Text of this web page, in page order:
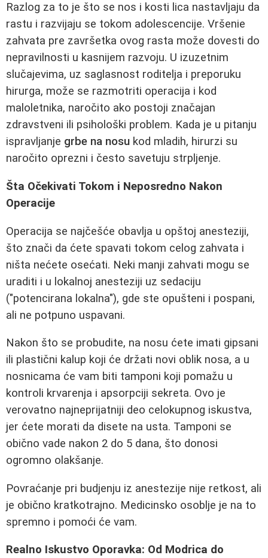
Razlog za to je što se nos i kosti lica nastavljaju da
rastu i razvijaju se tokom adolescencije. Vršenie
zahvata pre završetka ovog rasta može dovesti do
nepravilnosti u kasnijem razvoju. U izuzetnim
slučajevima, uz saglasnost roditelja i preporuku
hirurga, može se razmotriti operacija i kod
maloletnika, naročito ako postoji značajan
zdravstveni ili psihološki problem. Kada je u pitanju
ispravljanje grbe na nosu kod mladih, hirurzi su
naročito oprezni i često savetuju strpljenje.
Šta Očekivati Tokom i Neposredno Nakon
Operacije
Operacija se najčešće obavlja u opštoj anesteziji,
što znači da ćete spavati tokom celog zahvata i
ništa nećete osećati. Neki manji zahvati mogu se
uraditi i u lokalnoj anesteziji uz sedaciju
("potencirana lokalna"), gde ste opušteni i pospani,
ali ne potpuno uspavani.
Nakon što se probudite, na nosu ćete imati gipsani
ili plastični kalup koji će držati novi oblik nosa, a u
nosnicama će vam biti tamponi koji pomažu u
kontroli krvarenja i apsorpciji sekreta. Ovo je
verovatno najneprijatniji deo celokupnog iskustva,
jer ćete morati da disete na usta. Tamponi se
obično vade nakon 2 do 5 dana, što donosi
ogromno olakšanje.
Povraćanje pri budjenju iz anestezije nije retkost, ali
je obično kratkotrajno. Medicinsko osoblje je na to
spremno i pomoći će vam.
Realno Iskustvo Oporavka: Od Modrica do